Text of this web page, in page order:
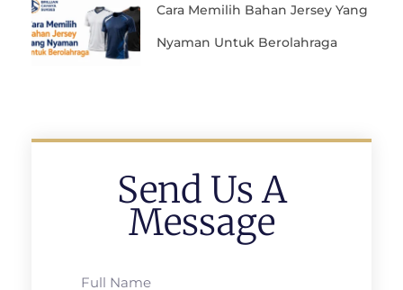
Cara Memilih Bahan Jersey Yang
Nyaman Untuk Berolahraga
Send Us A
Message